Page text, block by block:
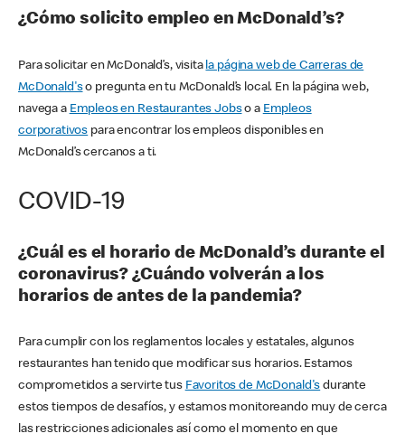
¿Cómo solicito empleo en McDonald’s?
Para solicitar en McDonald’s, visita la página web de Carreras de
McDonald'so pregunta en tu McDonald’s local. En la página web,
navega a Empleos en Restaurantes Jobso a Empleos
corporativos para encontrar los empleos disponibles en
McDonald’s cercanos a ti.
COVID-19
¿Cuál es el horario de McDonald’s durante el
coronavirus? ¿Cuándo volverán a los
horarios de antes de la pandemia?
Para cumplir con los reglamentos locales y estatales, algunos
restaurantes han tenido que modificar sus horarios. Estamos
comprometidos a servirte tus Favoritos de McDonald's durante
estos tiempos de desafíos, y estamos monitoreando muy de cerca
las restricciones adicionales así como el momento en que